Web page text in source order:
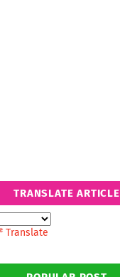
TRANSLATE ARTICLE
Translate